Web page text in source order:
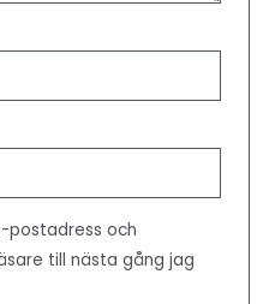
postadress och
till nästa gång jag